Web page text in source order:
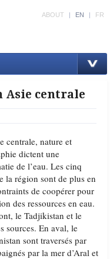
ABOUT | EN | FR
Asie centrale
centrale, nature et
dictent une
de l’eau. Les cinq
la région sont de plus en
de coopérer pour
des ressources en eau.
le Tadjikistan et le
sources. En aval, le
sont traversés par
par la mer d’Aral et